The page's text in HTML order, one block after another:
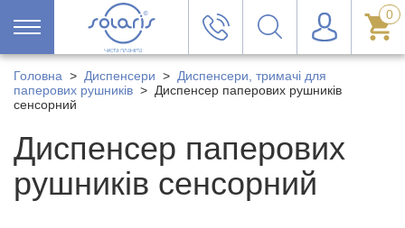
0
Головна > Диспенсери > Диспенсери, тримачі для
паперових рушників > Диспенсер паперових рушників
сенсорний
Диспенсер паперових
рушників сенсорний